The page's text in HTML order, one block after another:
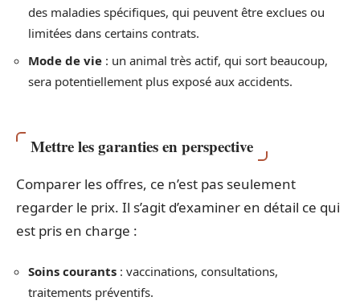
des maladies spécifiques, qui peuvent être exclues ou
limitées dans certains contrats.
Mode de vie : un animal très actif, qui sort beaucoup,
sera potentiellement plus exposé aux accidents.
Mettre les garanties en perspective
Comparer les offres, ce n’est pas seulement
regarder le prix. Il s’agit d’examiner en détail ce qui
est pris en charge :
Soins courants : vaccinations, consultations,
traitements préventifs.